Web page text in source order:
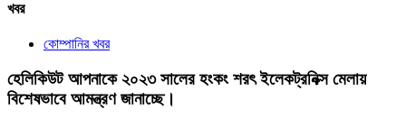
খবর
কোম্পানির খবর
হেলিকিউট আপনাকে ২০২৩ সালের হংকং শরৎ ইলেকট্রনিক্স মেলায়
বিশেষভাবে আমন্ত্রণ জানাচ্ছে।